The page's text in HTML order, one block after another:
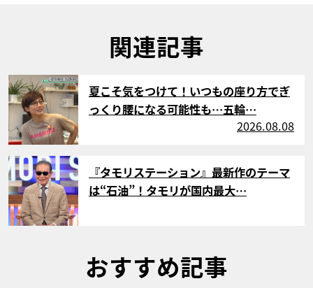
関連記事
サムネイル
夏こそ気をつけて！いつもの座り方でぎ
っくり腰になる可能性も…五輪…
2026.08.08
サムネイル
『タモリステーション』最新作のテーマ
は“石油”！タモリが国内最大…
おすすめ記事